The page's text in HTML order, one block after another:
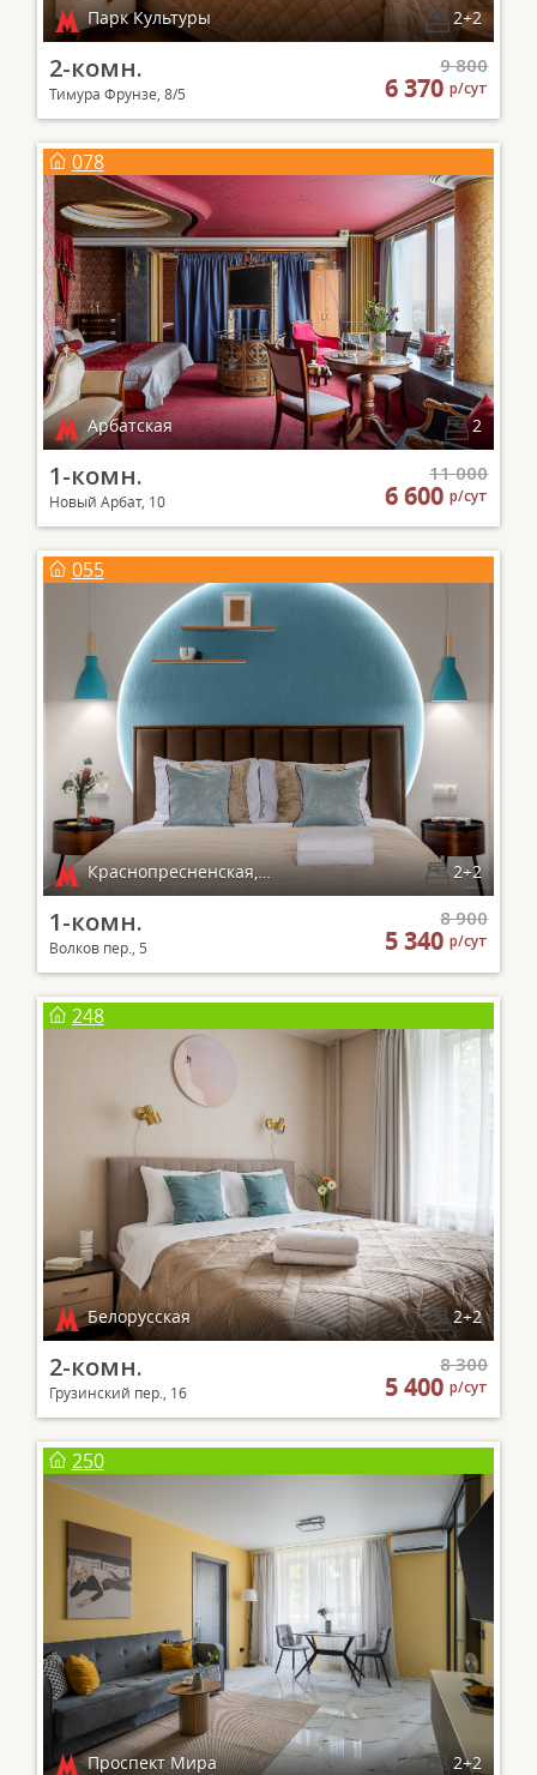
Парк Культуры 2+2
2-комн.
Тимура Фрунзе, 8/5
9 800
6 370р/сут
078
Арбатская 2
1-комн.
Новый Арбат, 10
11 000
6 600р/сут
055
Краснопресненская, Баррикадная 2+2
1-комн.
Волков пер., 5
8 900
5 340р/сут
248
Белорусская 2+2
2-комн.
Грузинский пер., 16
8 300
5 400р/сут
250
Проспект Мира 2+2